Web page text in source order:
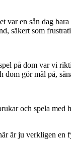
en sån dag
säkert som
på dom var vi
gör mål på,
och spela
är ju verkligen en